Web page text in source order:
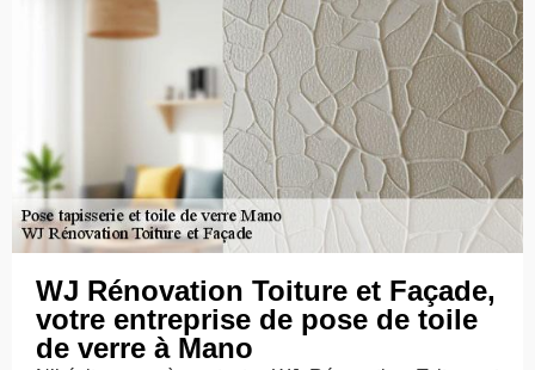
WJ Rénovation Toiture et Façade,
votre entreprise de pose de toile
de verre à Mano